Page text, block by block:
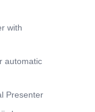
with
automatic
Presenter